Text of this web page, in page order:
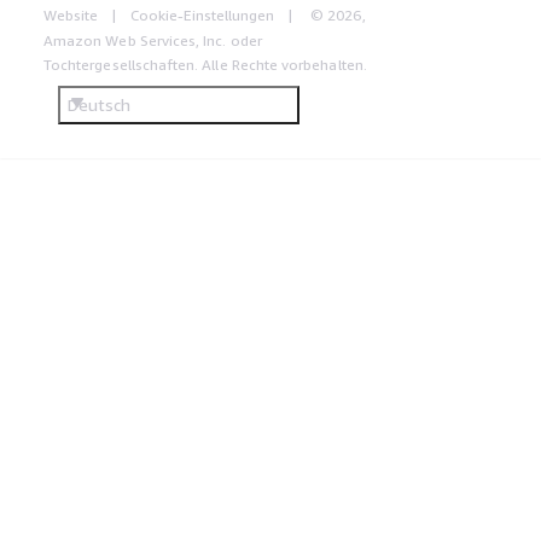
Website
Cookie-Einstellungen
© 2026,
Amazon Web Services, Inc. oder
Tochtergesellschaften. Alle Rechte vorbehalten.
Deutsch